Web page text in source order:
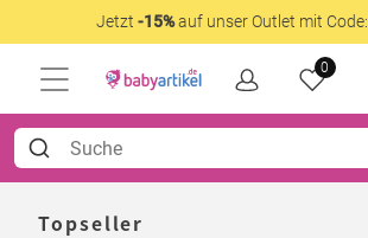
Jetzt -15%auf unser Outlet mit Code:
0
Topseller